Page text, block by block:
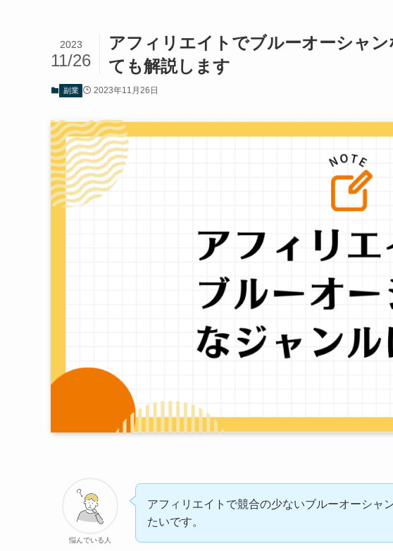
アフィリエイトでブルーオーシャ
ても解説します
2023
11/26
副業 2023年11月26日
悩んでいる人
アフィリエイトで競合の少ないブルーオーシャ
たいです。